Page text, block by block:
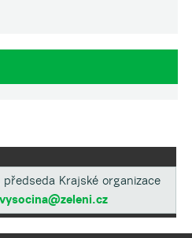
Krajské organizace